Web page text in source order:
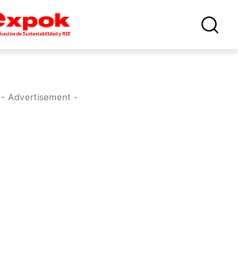
- Advertisement -